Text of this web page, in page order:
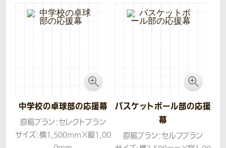
中学校の卓球部の応援幕
原稿プラン：セレクトプラン
サイズ：横1,500mm×縦1,00
バスケットボール部の応援
幕
原稿プラン：セルフプラン